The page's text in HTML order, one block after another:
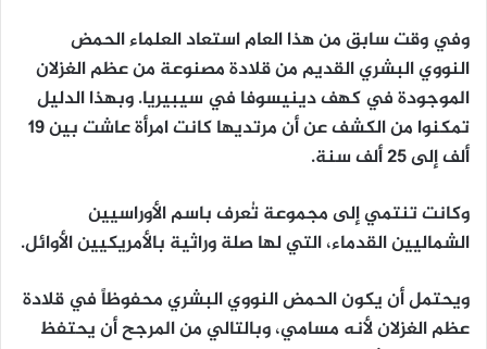
وفي وقت سابق من هذا العام استعاد العلماء الحمض
النووي البشري القديم من قلادة مصنوعة من عظم الغزلان
الموجودة في كهف دينيسوفا في سيبيريا. وبهذا الدليل
تمكنوا من الكشف عن أن مرتديها كانت امرأة عاشت بين 19
ألف إلى 25 ألف سنة.
وكانت تنتمي إلى مجموعة تُعرف باسم الأوراسيين
الشماليين القدماء، التي لها صلة وراثية بالأمريكيين الأوائل.
ويحتمل أن يكون الحمض النووي البشري محفوظاً في قلادة
عظم الغزلان لأنه مسامي، وبالتالي من المرجح أن يحتفظ